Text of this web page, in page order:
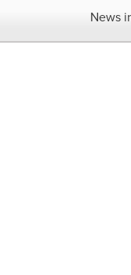
News